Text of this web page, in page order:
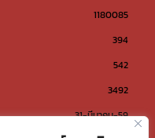
1180085
394
542
3492
31-มีนาคม-59